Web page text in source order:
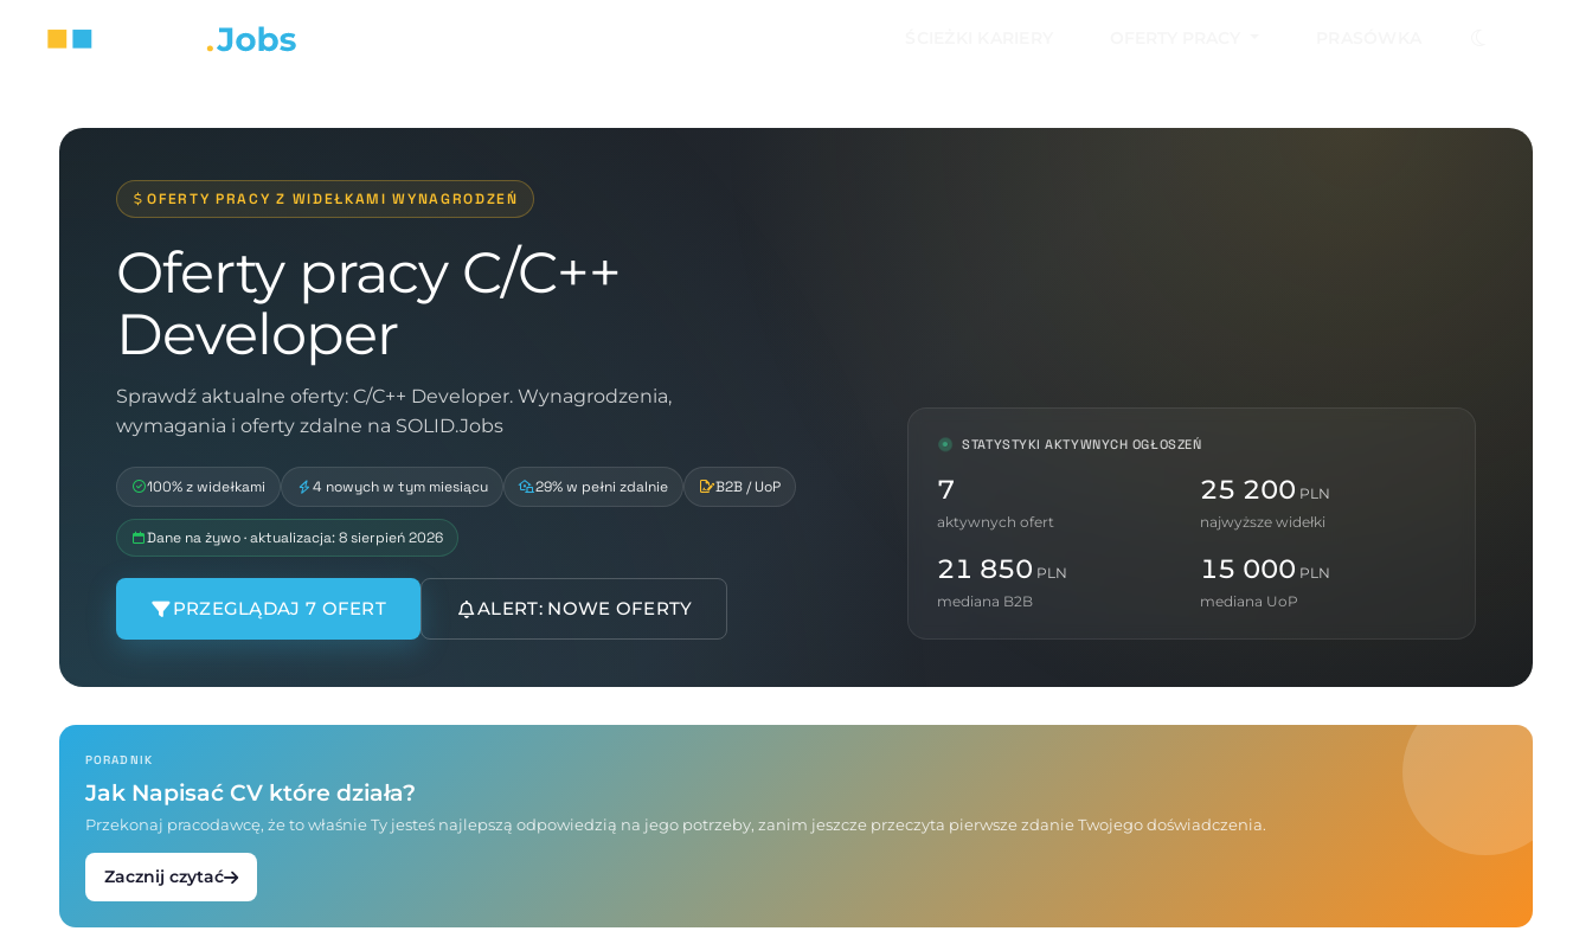
OFERTY PRACY Z WIDEŁKAMI WYNAGRODZEŃ
Oferty pracy C/C++
Developer
Sprawdź aktualne oferty: C/C++ Developer. Wynagrodzenia,
wymagania i oferty zdalne na SOLID.Jobs
100% z widełkami 4 nowych w tym miesiącu 29% w pełni zdalnie B2B / UoP
Dane na żywo · aktualizacja: 8 sierpień 2026
PRZEGLĄDAJ 7 OFERT ALERT: NOWE OFERTY
STATYSTYKI AKTYWNYCH OGŁOSZEŃ
7
aktywnych ofert
25 200 PLN
najwyższe widełki
21 850 PLN
mediana B2B
15 000 PLN
mediana UoP
PORADNIK
Jak Napisać CV które działa?
Przekonaj pracodawcę, że to właśnie Ty jesteś najlepszą odpowiedzią na jego potrzeby, zanim jeszcze przeczyta pierwsze zdanie Twojego doświadczenia.
Zacznij czytać